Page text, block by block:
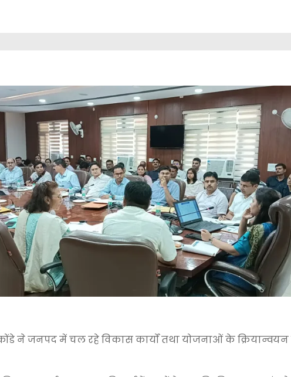
ने जनपद में चल रहे विकास कार्यों तथा योजनाओं के